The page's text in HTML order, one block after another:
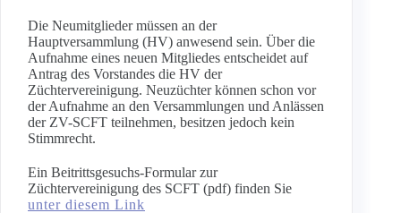
Die Neumitglieder müssen an der
Hauptversammlung (HV) anwesend sein. Über die
Aufnahme eines neuen Mitgliedes entscheidet auf
Antrag des Vorstandes die HV der
Züchtervereinigung. Neuzüchter können schon vor
der Aufnahme an den Versammlungen und Anlässen
der ZV-SCFT teilnehmen, besitzen jedoch kein
Stimmrecht.
Ein Beitrittsgesuchs-Formular zur
Züchtervereinigung des SCFT (pdf) finden Sie
unter diesem Link